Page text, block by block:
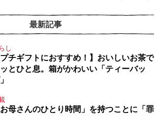
最新記事
し
プチギフトにおすすめ！】おいしいお茶で
とひと息。箱がかわいい「ティーバッ
お母さんのひとり時間」を持つことに「罪